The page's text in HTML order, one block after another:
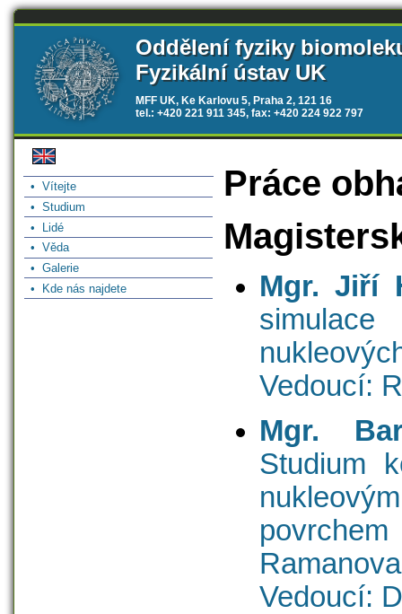
Oddělení fyziky
Fyzikální ústav UK
MFF UK, Ke Karlovu 5, Praha 2, 121 16
tel.: +420 221 911 345, fax: +420 224 922 797
• Vítejte
• Studium
• Lidé
• Věda
• Galerie
• Kde nás najdete
Práce
Mgr. Jiří
Vedoucí:
Mgr.
Studium
Vedoucí: